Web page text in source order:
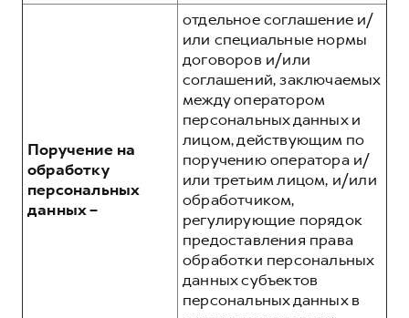
Поручение на
обработку
персональных
данных –
отдельное соглашение и/
или специальные нормы
договоров и/или
соглашений, заключаемых
между оператором
персональных данных и
лицом, действующим по
поручению оператора и/
или третьим лицом, и/или
обработчиком,
регулирующие порядок
предоставления права
обработки персональных
данных субъектов
персональных данных в